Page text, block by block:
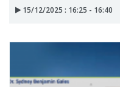
15/12/2025 : 16:25 - 16:40